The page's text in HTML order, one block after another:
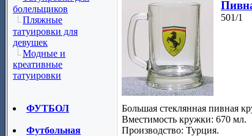
болельщиков
Пляжные
татуировки для
девушек
Модные и
креативные
татуировки
ФУТБОЛ
Футбольная
501/1
Большая стеклянная пивная
Вместимость кружки: 670 мл.
Производство: Турция.